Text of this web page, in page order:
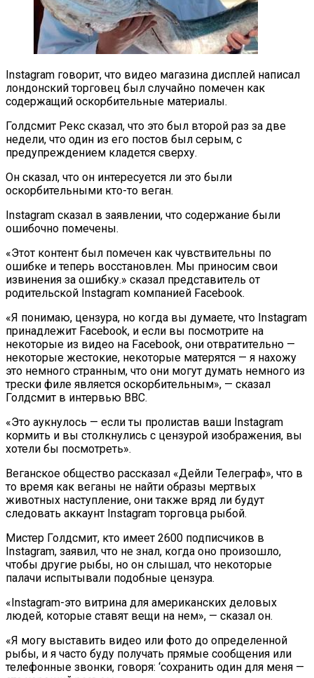
Instagram говорит, что видео магазина дисплей написал
лондонский торговец был случайно помечен как
содержащий оскорбительные материалы.
Голдсмит Рекс сказал, что это был второй раз за две
недели, что один из его постов был серым, с
предупреждением кладется сверху.
Он сказал, что он интересуется ли это были
оскорбительными кто-то веган.
Instagram сказал в заявлении, что содержание были
ошибочно помечены.
«Этот контент был помечен как чувствительны по
ошибке и теперь восстановлен. Мы приносим свои
извинения за ошибку.» сказал представитель от
родительской Instagram компанией Facebook.
«Я понимаю, цензура, но когда вы думаете, что Instagram
принадлежит Facebook, и если вы посмотрите на
некоторые из видео на Facebook, они отвратительно —
некоторые жестокие, некоторые матерятся — я нахожу
это немного странным, что они могут думать немного из
трески филе является оскорбительным», — сказал
Голдсмит в интервью ВВС.
«Это аукнулось — если ты пролистав ваши Instagram
кормить и вы столкнулись с цензурой изображения, вы
хотели бы посмотреть».
Веганское общество рассказал «Дейли Телеграф», что в
то время как веганы не найти образы мертвых
животных наступление, они также вряд ли будут
следовать аккаунт Instagram торговца рыбой.
Мистер Голдсмит, кто имеет 2600 подписчиков в
Instagram, заявил, что не знал, когда оно произошло,
чтобы другие рыбы, но он слышал, что некоторые
палачи испытывали подобные цензура.
«Instagram-это витрина для американских деловых
людей, которые ставят вещи на нем», — сказал он.
«Я могу выставить видео или фото до определенной
рыбы, и я часто буду получать прямые сообщения или
телефонные звонки, говоря: ‘сохранить один для меня —